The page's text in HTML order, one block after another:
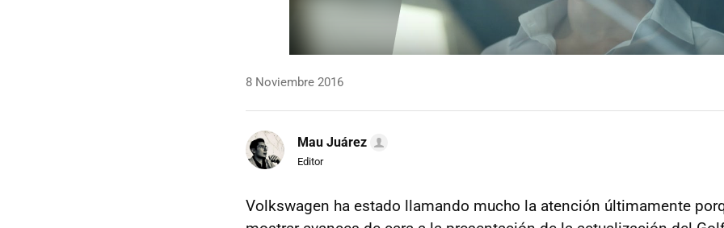
8 Noviembre 2016
Mau Juárez
Editor
Volkswagen ha estado llamando mucho la atención últimamente